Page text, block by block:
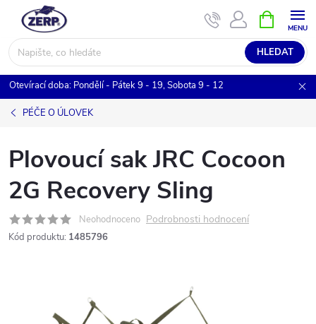
obsah
HLEDAT
NÁKUPNÍ
KOŠÍK
Otevírací doba: Pondělí - Pátek 9 - 19, Sobota 9 - 12
PÉČE O ÚLOVEK
Plovoucí sak JRC Cocoon
2G Recovery Sling
Neohodnoceno Podrobnosti hodnocení
Kód produktu: 1485796